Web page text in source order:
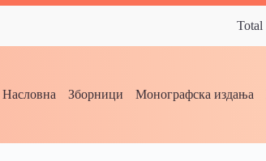
Насловна Зборници Монографска издања